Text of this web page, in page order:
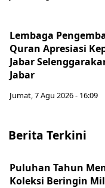
Lembaga
Quran Apresiasi
Jabar
Jabar
Jumat, 7 Agu 2026 - 16:09
Berita Terkini
Puluhan Tahun
Koleksi Beringin